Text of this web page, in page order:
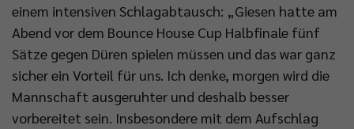
einem intensiven Schlagabtausch: „Giesen hatte am
Abend vor dem Bounce House Cup Halbfinale fünf
Sätze gegen Düren spielen müssen und das war ganz
sicher ein Vorteil für uns. Ich denke, morgen wird die
Mannschaft ausgeruhter und deshalb besser
vorbereitet sein. Insbesondere mit dem Aufschlag